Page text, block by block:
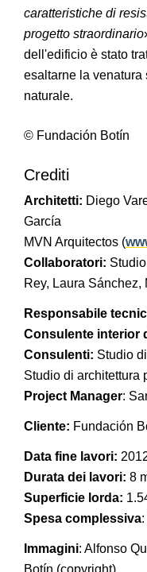
caratteristiche di
progetto straordinario
dell'edificio è stato
esaltarne la venatura
naturale.
© Fundación Botín
Crediti
Architetti: Diego
García
MVN Arquitectos (
Collaboratori:
Rey, Laura
Responsabile
Consulente interior
Consulenti: Studio
Studio di architettura
Project Manager:
Cliente: Fundación
Data fine lavori:
Durata dei lavori: 8
Superficie lorda:
Spesa complessiva
Immagini: Alfonso
Botín (copyright).